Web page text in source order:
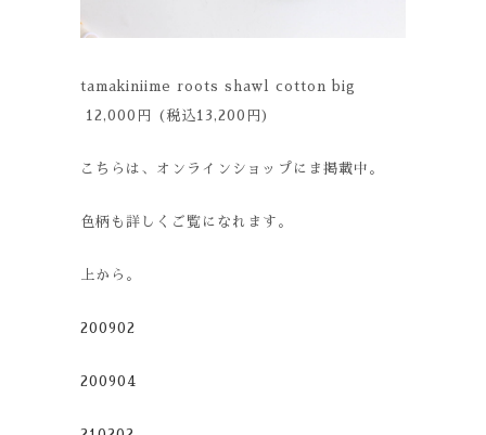
tamakiniime roots shawl cotton big
12,000円 (税込13,200円)
こちらは、オンラインショップにま掲載中。
色柄も詳しくご覧になれます。
上から。
200902
200904